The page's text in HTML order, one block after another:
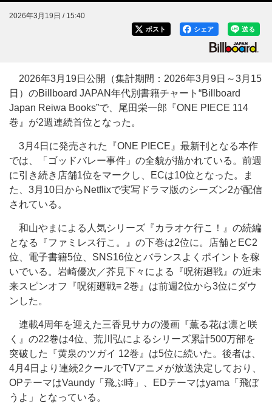
2026年3月19日 / 15:40
送る
シェア
ポスト
2026年3月19日公開（集計期間：2026年3月9日～3月15
日）のBillboard JAPAN年代別書籍チャート“Billboard
Japan Reiwa Books”で、尾田栄一郎『ONE PIECE 114
巻』が2週連続首位となった。
3月4日に発売された『ONE PIECE』最新刊となる本作
では、「ゴッドバレー事件」の全貌が描かれている。前週
に引き続き店舗1位をマークし、ECは10位となった。ま
た、3月10日からNetflixで実写ドラマ版のシーズン2が配信
されている。
和山やまによる人気シリーズ『カラオケ行こ！』の続編
となる『ファミレス行こ。』の下巻は2位に。店舗とEC2
位、電子書籍5位、SNS16位とバランスよくポイントを稼
いでいる。岩崎優次／芥見下々による『呪術廻戦』の近未
来スピンオフ『呪術廻戦≡ 2巻』は前週2位から3位にダウ
ンした。
連載4周年を迎えた三香見サカの漫画『薫る花は凛と咲
く』の22巻は4位、荒川弘によるシリーズ累計500万部を
突破した『黄泉のツガイ 12巻』は5位に続いた。後者は、
4月4日より連続2クールでTVアニメが放送決定しており、
OPテーマはVaundy「飛ぶ時」、EDテーマはyama「飛ぼ
うよ」となっている。